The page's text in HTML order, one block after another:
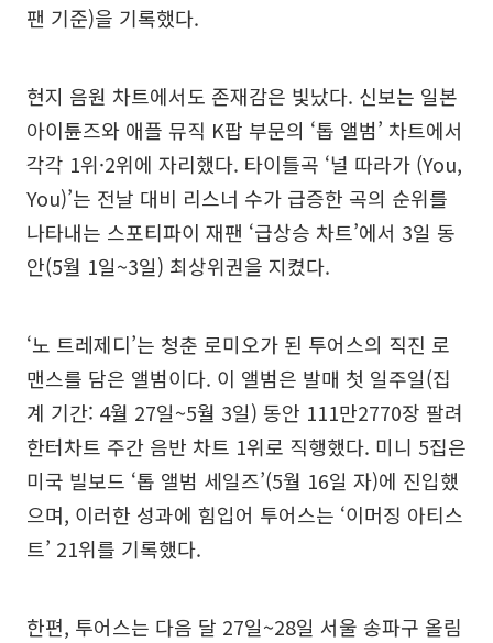
팬 기준)을 기록했다.
현지 음원 차트에서도 존재감은 빛났다. 신보는 일본
아이튠즈와 애플 뮤직 K팝 부문의 ‘톱 앨범’ 차트에서
각각 1위·2위에 자리했다. 타이틀곡 ‘널 따라가 (You,
You)’는 전날 대비 리스너 수가 급증한 곡의 순위를
나타내는 스포티파이 재팬 ‘급상승 차트’에서 3일 동
안(5월 1일~3일) 최상위권을 지켰다.
‘노 트레제디’는 청춘 로미오가 된 투어스의 직진 로
맨스를 담은 앨범이다. 이 앨범은 발매 첫 일주일(집
계 기간: 4월 27일~5월 3일) 동안 111만2770장 팔려
한터차트 주간 음반 차트 1위로 직행했다. 미니 5집은
미국 빌보드 ‘톱 앨범 세일즈’(5월 16일 자)에 진입했
으며, 이러한 성과에 힘입어 투어스는 ‘이머징 아티스
트’ 21위를 기록했다.
한편, 투어스는 다음 달 27일~28일 서울 송파구 올림